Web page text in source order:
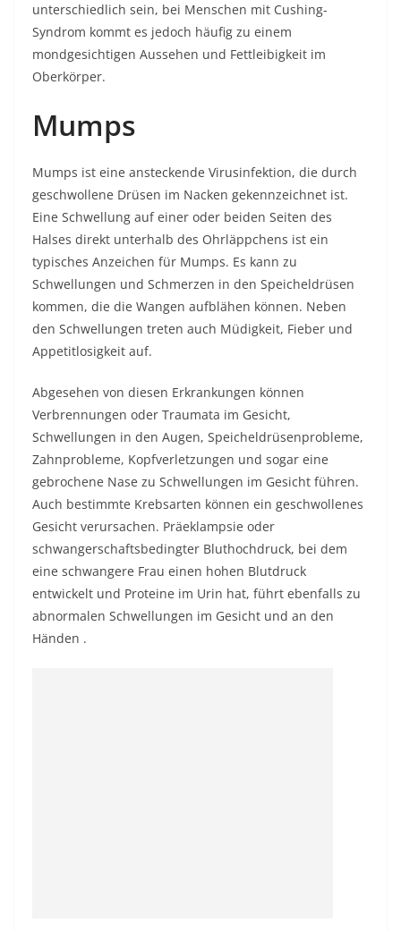
unterschiedlich sein, bei Menschen mit Cushing-
Syndrom kommt es jedoch häufig zu einem
mondgesichtigen Aussehen und Fettleibigkeit im
Oberkörper.
Mumps
Mumps ist eine ansteckende Virusinfektion, die durch
geschwollene Drüsen im Nacken gekennzeichnet ist.
Eine Schwellung auf einer oder beiden Seiten des
Halses direkt unterhalb des Ohrläppchens ist ein
typisches Anzeichen für Mumps. Es kann zu
Schwellungen und Schmerzen in den Speicheldrüsen
kommen, die die Wangen aufblähen können. Neben
den Schwellungen treten auch Müdigkeit, Fieber und
Appetitlosigkeit auf.
Abgesehen von diesen Erkrankungen können
Verbrennungen oder Traumata im Gesicht,
Schwellungen in den Augen, Speicheldrüsenprobleme,
Zahnprobleme, Kopfverletzungen und sogar eine
gebrochene Nase zu Schwellungen im Gesicht führen.
Auch bestimmte Krebsarten können ein geschwollenes
Gesicht verursachen. Präeklampsie oder
schwangerschaftsbedingter Bluthochdruck, bei dem
eine schwangere Frau einen hohen Blutdruck
entwickelt und Proteine ​​im Urin hat, führt ebenfalls zu
abnormalen Schwellungen im Gesicht und an den
Händen .